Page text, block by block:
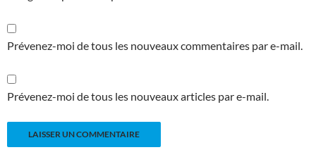
Prévenez-moi de tous les nouveaux commentaires par e-mail.
Prévenez-moi de tous les nouveaux articles par e-mail.